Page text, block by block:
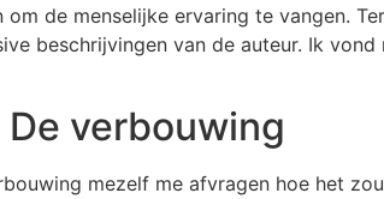
de menselijke ervaring te vangen.
beschrijvingen van de auteur. Ik
verbouwing
mezelf me afvragen hoe het